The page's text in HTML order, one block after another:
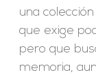
una
que exige
pero que
memoria,